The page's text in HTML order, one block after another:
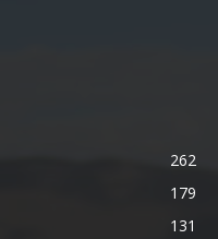
262
179
131